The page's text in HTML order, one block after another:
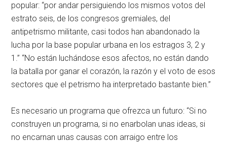
popular: “por andar persiguiendo los mismos votos del
estrato seis, de los congresos gremiales, del
antipetrismo militante, casi todos han abandonado la
lucha por la base popular urbana en los estragos 3, 2 y
1.” “No están luchándose esos afectos, no están dando
la batalla por ganar el corazón, la razón y el voto de esos
sectores que el petrismo ha interpretado bastante bien.”
Es necesario un programa que ofrezca un futuro: “Si no
construyen un programa, si no enarbolan unas ideas, si
no encarnan unas causas con arraigo entre los